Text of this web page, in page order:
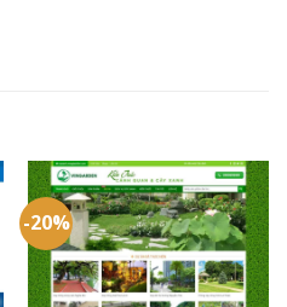
-20%